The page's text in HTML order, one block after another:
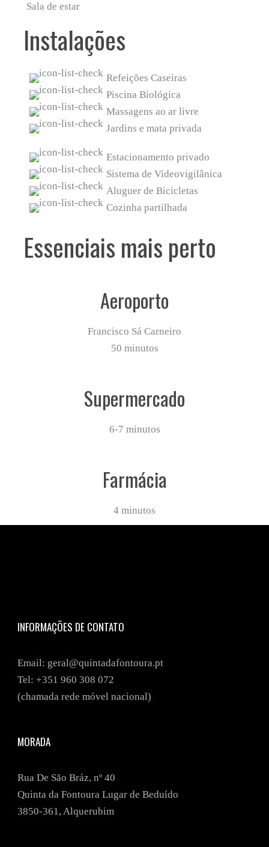
Sala de estar
Instalações
Refeições Caseiras
Piscina Biológica
Massagens ao ar livre
Jardins e mata privada
Estacionamento privado
Sistema de Videovigilânica
Aluguer de Bicicletas
Cozinha partilhada
Essenciais mais perto
Aeroporto
Francisco Sá Carneiro
50 minutos
Supermercado
6-7 minutos
Farmácia
4 minutos
INFORMAÇÕES DE CONTATO
Email: geral@quintadafontoura.pt
Tel: +351 960 308 072
(chamada rede móvel nacional)
MORADA
Rua De São Bráz, nº 40
Quinta da Fontoura Lugar de Beduído
3850-361, Alquerubim